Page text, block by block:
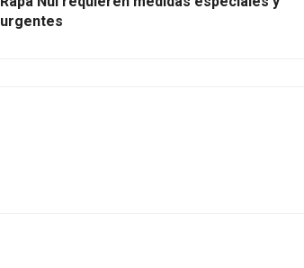
urgentes